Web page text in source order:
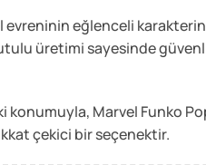
eğlenceli
üretimi sayesinde
konumuyla, Marvel Funko
çekici bir seçenektir.